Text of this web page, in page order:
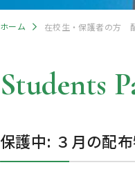
ホーム 在校生・保護者の方
Students
保護中: ３月の配